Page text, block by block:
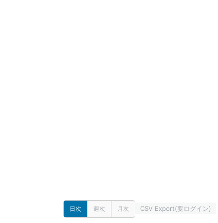
日次 週次 月次 CSV Export(要ログイン)